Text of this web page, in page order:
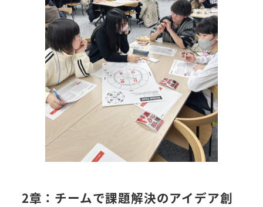
2章：チームで課題解決のアイデア創